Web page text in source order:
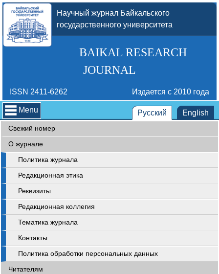
Научный журнал Байкальского
государственного университета
BAIKAL RESEARCH
JOURNAL
ISSN 2411-6262 Издается с 2010 года
Menu Русский English
Свежий номер
О журнале
Политика журнала
Редакционная этика
Реквизиты
Редакционная коллегия
Тематика журнала
Контакты
Политика обработки персональных данных
Читателям